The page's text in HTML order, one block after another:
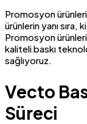
Promosyon
ürünlerin yanı sıra,
Promosyon ürünleri
kaliteli baskı
sağlıyoruz.
Vecto
Süreci